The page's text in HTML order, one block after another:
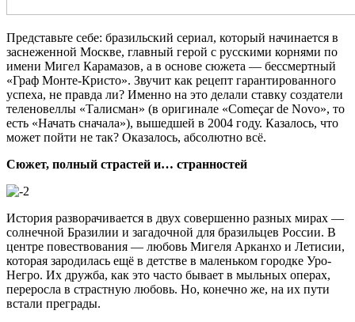
Представьте себе: бразильский сериал, который начинается в
заснеженной Москве, главный герой с русскими корнями по
имени Мигел Карамазов, а в основе сюжета — бессмертный
«Граф Монте-Кристо». Звучит как рецепт гарантированного
успеха, не правда ли? Именно на это делали ставку создатели
теленовеллы «Талисман» (в оригинале «Começar de Novo», то
есть «Начать сначала»), вышедшей в 2004 году. Казалось, что
может пойти не так? Оказалось, абсолютно всё.
Сюжет, полный страстей и… странностей
История разворачивается в двух совершенно разных мирах —
солнечной Бразилии и загадочной для бразильцев России. В
центре повествования — любовь Мигеля Арканхо и Летисии,
которая зародилась ещё в детстве в маленьком городке Уро-
Негро. Их дружба, как это часто бывает в мыльных операх,
переросла в страстную любовь. Но, конечно же, на их пути
встали преграды.